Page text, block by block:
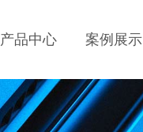
产品中心 案例展示